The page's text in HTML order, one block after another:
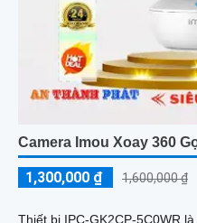
Camera Imou Xoay 360
1,300,000 ₫ 1,600,000 ₫
Thiết bị IPC-GK2CP-5C0WR